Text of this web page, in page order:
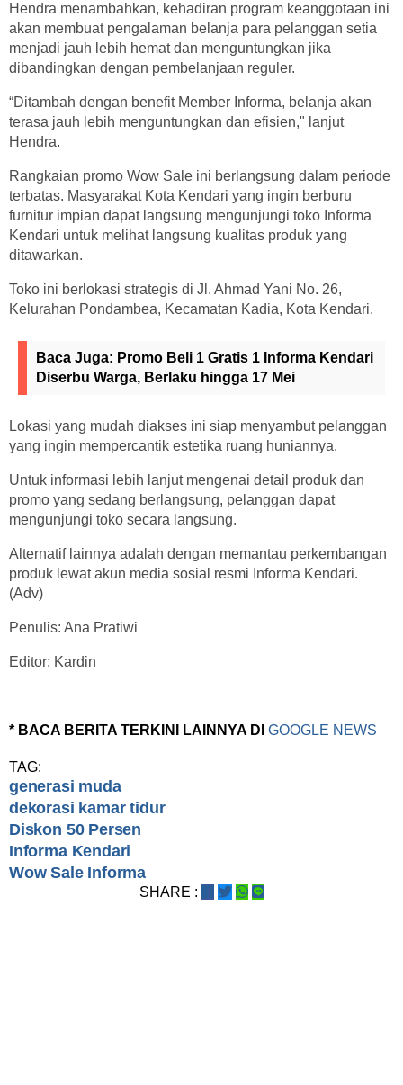
Hendra menambahkan, kehadiran program keanggotaan ini
akan membuat pengalaman belanja para pelanggan setia
menjadi jauh lebih hemat dan menguntungkan jika
dibandingkan dengan pembelanjaan reguler.
“Ditambah dengan benefit Member Informa, belanja akan
terasa jauh lebih menguntungkan dan efisien," lanjut
Hendra.
Rangkaian promo Wow Sale ini berlangsung dalam periode
terbatas. Masyarakat Kota Kendari yang ingin berburu
furnitur impian dapat langsung mengunjungi toko Informa
Kendari untuk melihat langsung kualitas produk yang
ditawarkan.
Toko ini berlokasi strategis di Jl. Ahmad Yani No. 26,
Kelurahan Pondambea, Kecamatan Kadia, Kota Kendari.
Baca Juga: Promo Beli 1 Gratis 1 Informa Kendari
Diserbu Warga, Berlaku hingga 17 Mei
Lokasi yang mudah diakses ini siap menyambut pelanggan
yang ingin mempercantik estetika ruang huniannya.
Untuk informasi lebih lanjut mengenai detail produk dan
promo yang sedang berlangsung, pelanggan dapat
mengunjungi toko secara langsung.
Alternatif lainnya adalah dengan memantau perkembangan
produk lewat akun media sosial resmi Informa Kendari.
(Adv)
Penulis: Ana Pratiwi
Editor: Kardin
* BACA BERITA TERKINI LAINNYA DI GOOGLE NEWS
TAG:
generasi muda
dekorasi kamar tidur
Diskon 50 Persen
Informa Kendari
Wow Sale Informa
SHARE :